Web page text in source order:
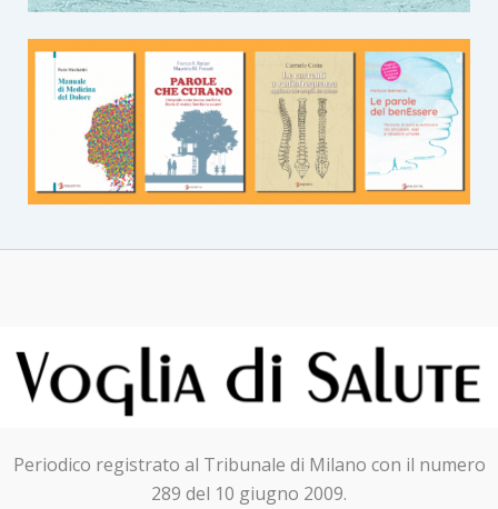
Periodico registrato al Tribunale di Milano con il numero
289 del 10 giugno 2009.